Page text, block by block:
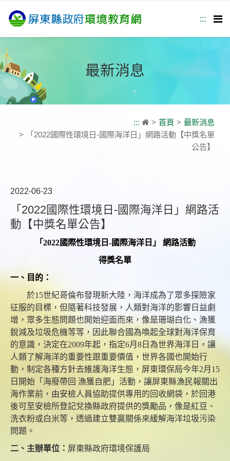
內
容
:::
最新消息
::: 首頁
最新消息
「2022國際性環境日-國際海洋日」網路活動【中獎名單
公告】
2022-06-23
「2022國際性環境日-國際海洋日」網路活
動【中獎名單公告】
「2022國際性環境日-國際海洋日」 網路活動
得獎名單
一、目的：
於15世紀哥倫布發現新大陸，海洋成為了眾多探險家
征服的目標，但隨著科技發展，人類對海洋的影響日益劇
增，眾多生態問題也開始迎面而來，像是珊瑚白化、漁獲
銳減及垃圾危機等等，因此聯合國為喚起全球對海洋保育
的意識，決定在2009年起，指定6月8日為世界海洋日，讓
人類了解海洋的重要性跟重要價值，世界各國也開始行
動，制定各種方針去維護海洋生態，屏東環保局今年2月15
日開始「海廢帶回 漁獲自肥」活動，讓屏東縣漁民報關出
海作業前，由安檢人員協助提供專用的回收網袋，於回港
後可至安檢所登記兌換縣政府提供的獎勵品，像是紅豆、
洗衣粉或白米等，透過建立雙贏關係來緩解海洋垃圾污染
問題。
二、主辦單位： 屏東縣政府環境保護局